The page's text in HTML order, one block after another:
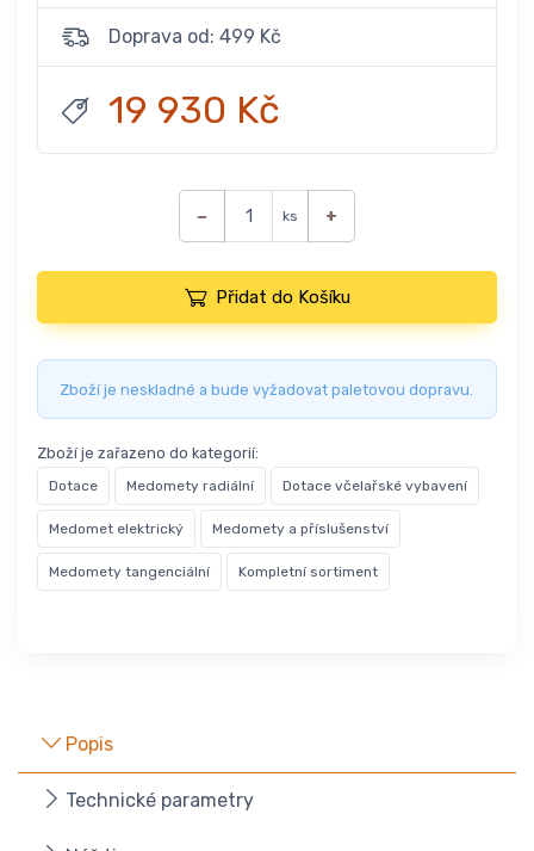
Doprava od: 499 Kč
19 930 Kč
− ks +
Přidat do Košíku
Zboží je neskladné a bude vyžadovat paletovou dopravu.
Zboží je zařazeno do kategorií:
Dotace Medomety radiální Dotace včelařské vybavení
Medomet elektrický Medomety a příslušenství
Medomety tangenciální Kompletní sortiment
Popis
Technické parametry